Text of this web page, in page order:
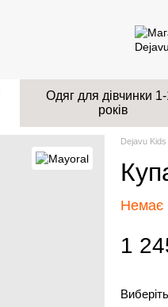
Одяг для дівчинки
років
Dejavu Kids
Немає
1